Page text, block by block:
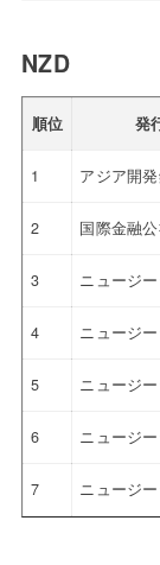
NZD
順位 発
1 アジア開
2 国際金融
3 ニュージ
4 ニュージ
5 ニュージ
6 ニュージ
7 ニュージ